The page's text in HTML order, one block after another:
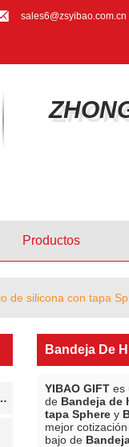
sales6@zsyibao.com.cn
Productos
de silicona con tapa
Bandeja De
YIBAO GIFT es
de Bandeja de
tapa Sphere y
mejor
bajo de